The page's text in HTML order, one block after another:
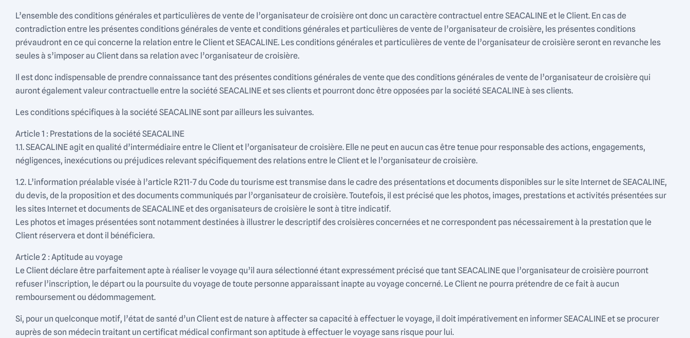
L’ensemble des conditions générales et particulières de vente de l’organisateur de croisière ont donc un caractère contractuel entre SEACALINE et le Client. En cas de
contradiction entre les présentes conditions générales de vente et conditions générales et particulières de vente de l’organisateur de croisière, les présentes conditions
prévaudront en ce qui concerne la relation entre le Client et SEACALINE. Les conditions générales et particulières de vente de l’organisateur de croisière seront en revanche les
seules à s’imposer au Client dans sa relation avec l’organisateur de croisière.
Il est donc indispensable de prendre connaissance tant des présentes conditions générales de vente que des conditions générales de vente de l’organisateur de croisière qui
auront également valeur contractuelle entre la société SEACALINE et ses clients et pourront donc être opposées par la société SEACALINE à ses clients.
Les conditions spécifiques à la société SEACALINE sont par ailleurs les suivantes.
Article 1 : Prestations de la société SEACALINE
1.1. SEACALINE agit en qualité d’intermédiaire entre le Client et l’organisateur de croisière. Elle ne peut en aucun cas être tenue pour responsable des actions, engagements,
négligences, inexécutions ou préjudices relevant spécifiquement des relations entre le Client et le l’organisateur de croisière.
1.2. L’information préalable visée à l’article R211-7 du Code du tourisme est transmise dans le cadre des présentations et documents disponibles sur le site Internet de SEACALINE,
du devis, de la proposition et des documents communiqués par l’organisateur de croisière. Toutefois, il est précisé que les photos, images, prestations et activités présentées sur
les sites Internet et documents de SEACALINE et des organisateurs de croisière le sont à titre indicatif.
Les photos et images présentées sont notamment destinées à illustrer le descriptif des croisières concernées et ne correspondent pas nécessairement à la prestation que le
Client réservera et dont il bénéficiera.
Article 2 : Aptitude au voyage
Le Client déclare être parfaitement apte à réaliser le voyage qu’il aura sélectionné étant expressément précisé que tant SEACALINE que l’organisateur de croisière pourront
refuser l’inscription, le départ ou la poursuite du voyage de toute personne apparaissant inapte au voyage concerné. Le Client ne pourra prétendre de ce fait à aucun
remboursement ou dédommagement.
Si, pour un quelconque motif, l’état de santé d’un Client est de nature à affecter sa capacité à effectuer le voyage, il doit impérativement en informer SEACALINE et se procurer
auprès de son médecin traitant un certificat médical confirmant son aptitude à effectuer le voyage sans risque pour lui.